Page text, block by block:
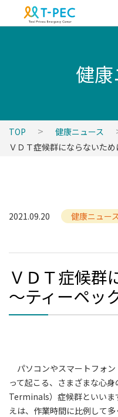
健
TOP
健康ニュース
ＶＤＴ症候群にならないた
2021.09.20 健康ニュー
ＶＤＴ症候群
～ティーペッ
パソコンやスマートフォ
って起こる、さまざまな心
Terminals）症候群といいま
えは、作業時間に比例して